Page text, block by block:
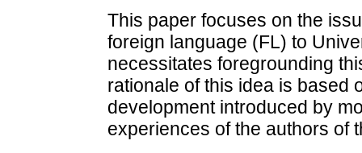
This paper focuses on the
foreign language (FL) to
necessitates foregrounding
rationale of this idea is based
development introduced by
experiences of the authors of